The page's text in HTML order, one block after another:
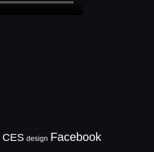
CES design Facebook